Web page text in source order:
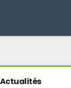
Actualités